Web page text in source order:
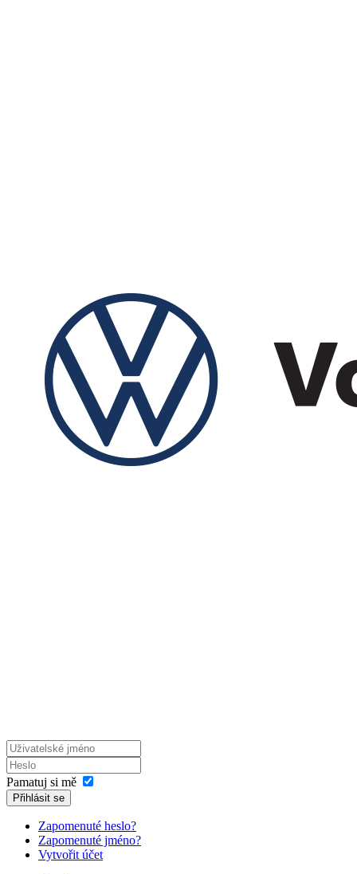
Pamatuj si mě
Přihlásit se
Zapomenuté heslo?
Zapomenuté jméno?
Vytvořit účet